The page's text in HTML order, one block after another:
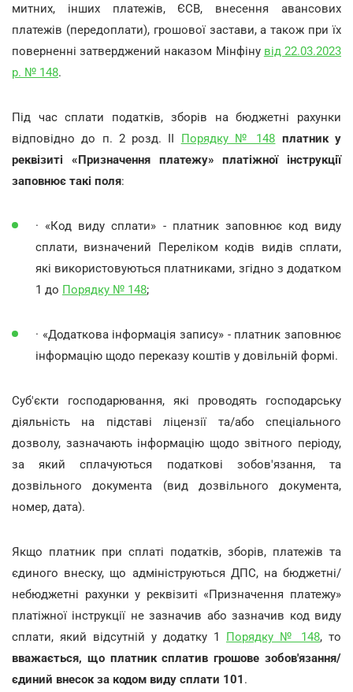
митних, інших платежів, ЄСВ, внесення авансових
платежів (передоплати), грошової застави, а також при їх
поверненні затверджений наказом Мінфіну від 22.03.2023
р. № 148.
Під час сплати податків, зборів на бюджетні рахунки
відповідно до п. 2 розд. ІІ Порядку № 148 платник у
реквізиті «Призначення платежу» платіжної інструкції
заповнює такі поля:
· «Код виду сплати» - платник заповнює код виду
сплати, визначений Переліком кодів видів сплати,
які використовуються платниками, згідно з додатком
1 до Порядку № 148;
· «Додаткова інформація запису» - платник заповнює
інформацію щодо переказу коштів у довільній формі.
Суб'єкти господарювання, які проводять господарську
діяльність на підставі ліцензії та/або спеціального
дозволу, зазначають інформацію щодо звітного періоду,
за який сплачуються податкові зобов'язання, та
дозвільного документа (вид дозвільного документа,
номер, дата).
Якщо платник при сплаті податків, зборів, платежів та
єдиного внеску, що адмініструються ДПС, на бюджетні/
небюджетні рахунки у реквізиті «Призначення платежу»
платіжної інструкції не зазначив або зазначив код виду
сплати, який відсутній у додатку 1 Порядку № 148, то
вважається, що платник сплатив грошове зобов'язання/
єдиний внесок за кодом виду сплати 101 .